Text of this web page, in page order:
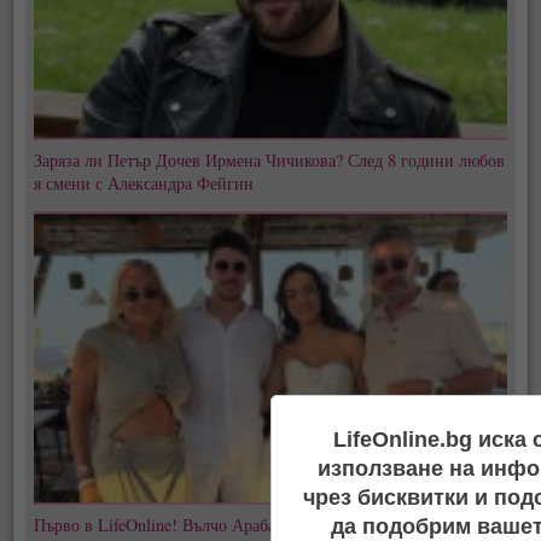
Заряза ли Петър Дочев Ирмена Чичикова? След 8 години любов
я смени с Александра Фейгин
Първо в LifeOnline! Вълчо Арабаджиев Младши и Мартина
LifeOnline.bg иска
използване на
чрез бисквитки и
да подобрим